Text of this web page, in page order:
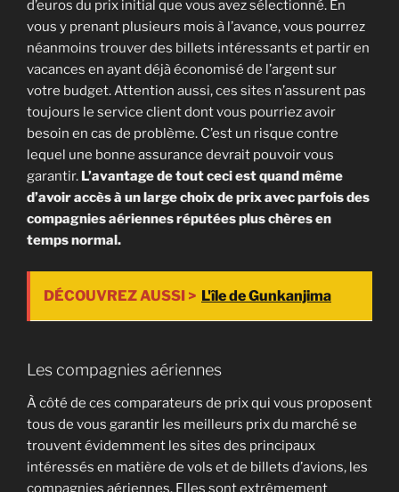
d’euros du prix initial que vous avez sélectionné. En
vous y prenant plusieurs mois à l’avance, vous pourrez
néanmoins trouver des billets intéressants et partir en
vacances en ayant déjà économisé de l’argent sur
votre budget. Attention aussi, ces sites n’assurent pas
toujours le service client dont vous pourriez avoir
besoin en cas de problème. C’est un risque contre
lequel une bonne assurance devrait pouvoir vous
garantir. L’avantage de tout ceci est quand même
d’avoir accès à un large choix de prix avec parfois des
compagnies aériennes réputées plus chères en
temps normal.
DÉCOUVREZ AUSSI > L'île de Gunkanjima
Les compagnies aériennes
À côté de ces comparateurs de prix qui vous proposent
tous de vous garantir les meilleurs prix du marché se
trouvent évidemment les sites des principaux
intéressés en matière de vols et de billets d’avions, les
compagnies aériennes. Elles sont extrêmement